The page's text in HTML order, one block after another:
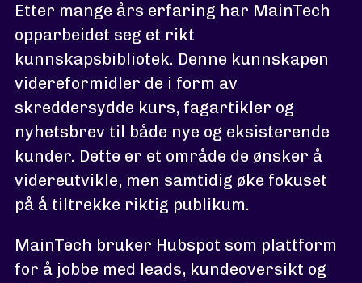
Etter mange års erfaring har MainTech
opparbeidet seg et rikt
kunnskapsbibliotek. Denne kunnskapen
videreformidler de i form av
skreddersydde kurs, fagartikler og
nyhetsbrev til både nye og eksisterende
kunder. Dette er et område de ønsker å
videreutvikle, men samtidig øke fokuset
på å tiltrekke riktig publikum.
MainTech bruker Hubspot som plattform
for å jobbe med leads, kundeoversikt og